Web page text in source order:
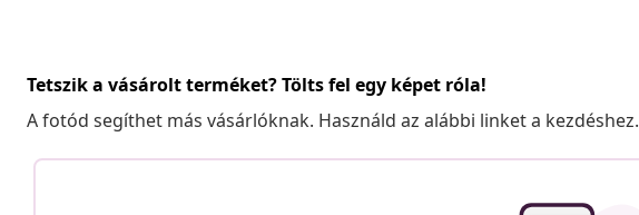
Tetszik a vásárolt terméket? Tölts fel egy képet róla!
A fotód segíthet más vásárlóknak. Használd az alábbi linket a kezdéshez.